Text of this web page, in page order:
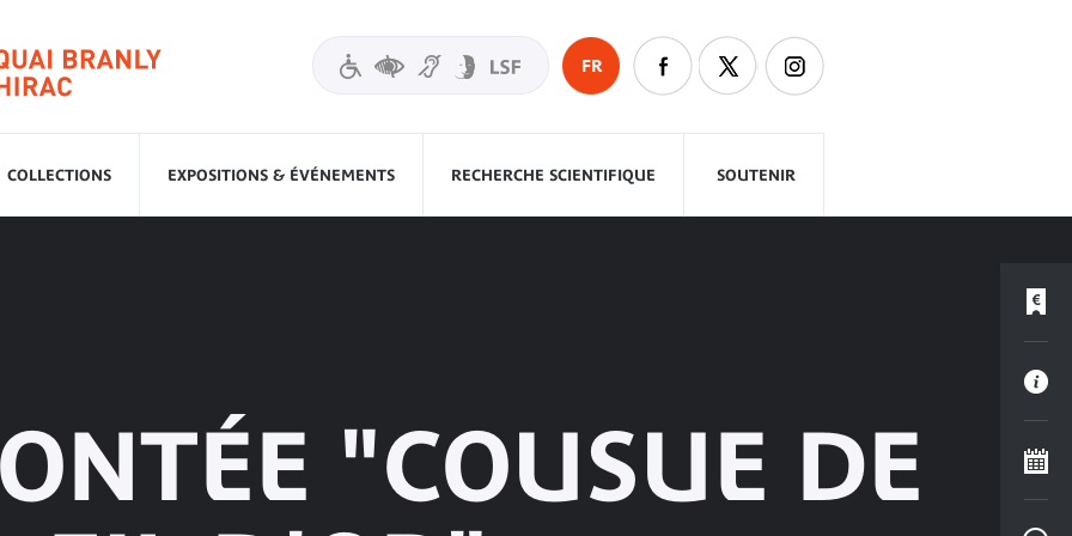
FR
COLLECTIONS EXPOSITIONS & ÉVÉNEMENTS RECHERCHE SCIENTIFIQUE SOUTENIR
"COUSUE DE